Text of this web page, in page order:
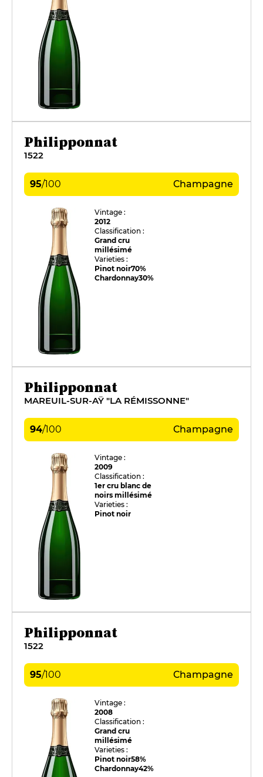
Philipponnat
1522
95/100 Champagne
Vintage :
2012
Classification :
Grand cru
millésimé
Varieties :
Pinot noir70%
Chardonnay30%
Philipponnat
MAREUIL-SUR-AŸ "LA RÉMISSONNE"
94/100 Champagne
Vintage :
2009
Classification :
1er cru blanc de
noirs millésimé
Varieties :
Pinot noir
Philipponnat
1522
95/100 Champagne
Vintage :
2008
Classification :
Grand cru
millésimé
Varieties :
Pinot noir58%
Chardonnay42%